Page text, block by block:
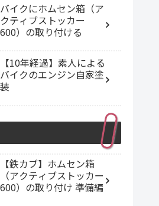
バイクにホムセン箱（ア
クティブストッカー
600）の取り付ける
【10年経過】素人による
バイクのエンジン自家塗
装
【鉄カブ】ホムセン箱
（アクティブストッカー
600）の取り付け 準備編